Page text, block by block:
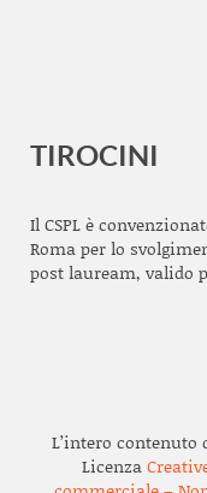
TIROCINI
Il CSPL è
Roma per lo
post lauream, valido
L’intero
Licenza